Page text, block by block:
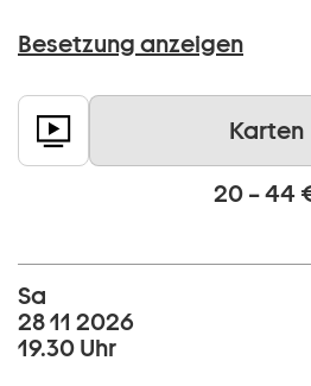
Besetzung anzeigen
Karten
20 – 44
Sa
28 11 2026
19.30 Uhr